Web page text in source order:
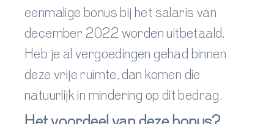
eenmalige bonus bij het salaris van
december 2022 worden uitbetaald.
Heb je al vergoedingen gehad binnen
deze vrije ruimte, dan komen die
natuurlijk in mindering op dit bedrag.